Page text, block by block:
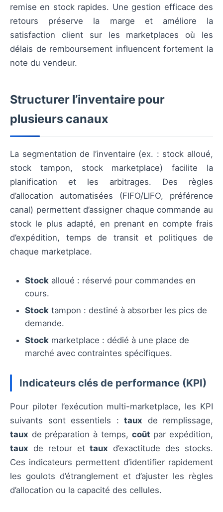
remise en stock rapides. Une gestion efficace des
retours préserve la marge et améliore la
satisfaction client sur les marketplaces où les
délais de remboursement influencent fortement la
note du vendeur.
Structurer l’inventaire pour
plusieurs canaux
La segmentation de l’inventaire (ex. : stock alloué,
stock tampon, stock marketplace) facilite la
planification et les arbitrages. Des règles
d’allocation automatisées (FIFO/LIFO, préférence
canal) permettent d’assigner chaque commande au
stock le plus adapté, en prenant en compte frais
d’expédition, temps de transit et politiques de
chaque marketplace.
Stock alloué : réservé pour commandes en
cours.
Stock tampon : destiné à absorber les pics de
demande.
Stock marketplace : dédié à une place de
marché avec contraintes spécifiques.
Indicateurs clés de performance (KPI)
Pour piloter l’exécution multi-marketplace, les KPI
suivants sont essentiels : taux de remplissage,
taux de préparation à temps, coût par expédition,
taux de retour ettaux d’exactitude des stocks.
Ces indicateurs permettent d’identifier rapidement
les goulots d’étranglement et d’ajuster les règles
d’allocation ou la capacité des cellules.